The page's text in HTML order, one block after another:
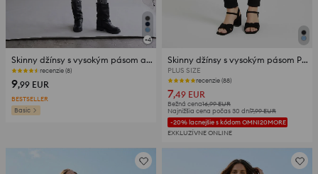
+4
Skinny džínsy s vysokým pásom a prímesou viskózy
recenzie (8)
9,99 EUR
BESTSELLER
Basic
Skinny džínsy s vysokým pásom Plus size
PLUS SIZE
recenzie (88)
7,49 EUR
Bežná cena16,99EUR
Najnižšia cena počas 30 dní7,99EUR
-20% lacnejšie s kódom OMNI20MORE
EXKLUZÍVNE ONLINE